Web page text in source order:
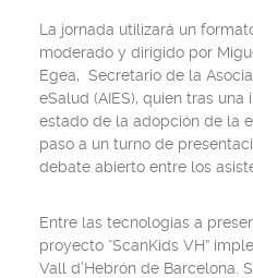
La jornada utilizará un
moderado y dirigido por
Egea, Secretario de la
eSalud (AIES), quien tras
estado de la adopción de la
paso a un turno de
debate abierto entre los
Entre las tecnologías a
proyecto “ScanKids VH”
Vall d’Hebrón de Barcelona.